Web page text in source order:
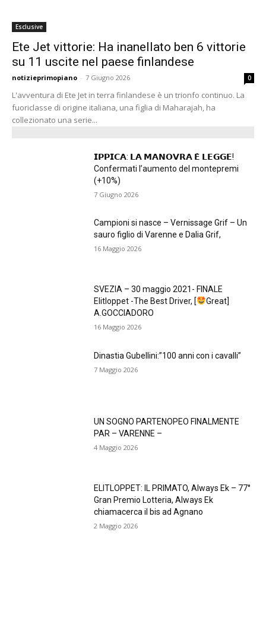
Esclusive
Ete Jet vittorie: Ha inanellato ben 6 vittorie
su 11 uscite nel paese finlandese
notizieprimopiano - 7 Giugno 2026 0
L'avventura di Ete Jet in terra finlandese è un trionfo continuo. La
fuoriclasse di origine italiana, una figlia di Maharajah, ha
collezionato una serie...
𝗜𝗣𝗣𝗜𝗖𝗔: 𝗟𝗔 𝗠𝗔𝗡𝗢𝗩𝗥𝗔 𝗘̀ 𝗟𝗘𝗚𝗚𝗘!
Confermati l’aumento del montepremi
(+10%)
7 Giugno 2026
Campioni si nasce – Vernissage Grif – Un
sauro figlio di Varenne e Dalia Grif,
16 Maggio 2026
SVEZIA – 30 maggio 2021- FINALE
Elitloppet -The Best Driver, [
Great]
A.GOCCIADORO
16 Maggio 2026
Dinastia Gubellini:”100 anni con i cavalli”
7 Maggio 2026
UN SOGNO PARTENOPEO FINALMENTE
PAR – VARENNE –
4 Maggio 2026
ELITLOPPET: IL PRIMATO, Always Ek – 77°
Gran Premio Lotteria, Always Ek
chiamacerca il bis ad Agnano
2 Maggio 2026